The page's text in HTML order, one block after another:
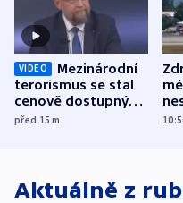
VIDEO
Mezinárodní
terorismus se stal
cenově dostupným,
varuje Bartošek
před 15m
Aktuálně z